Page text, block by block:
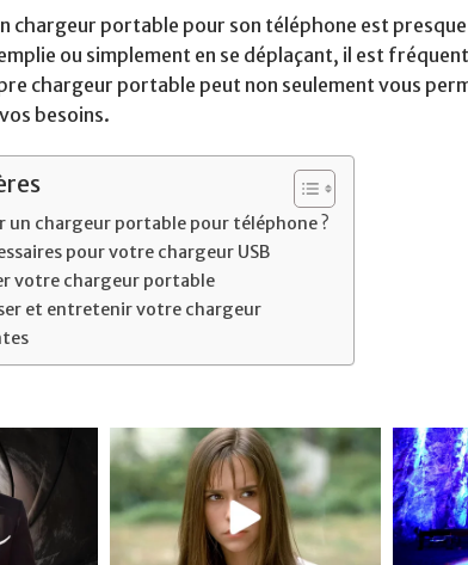
chargeur portable pour son téléphone est
ou simplement en se déplaçant, il est
chargeur portable peut non seulement vous
besoins.
un chargeur portable pour téléphone ?
pour votre chargeur USB
votre chargeur portable
et entretenir votre chargeur